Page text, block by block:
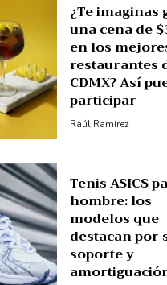
¿Te imaginas
una cena de
en los
restaurantes
CDMX? Así
participar
Raúl Ramírez
Tenis ASICS
hombre: los
modelos que
destacan por
soporte y